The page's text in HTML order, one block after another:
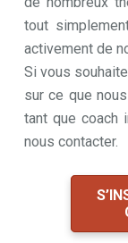
tout
activement de
Si vous
sur ce que
tant que coach
nous contacter.